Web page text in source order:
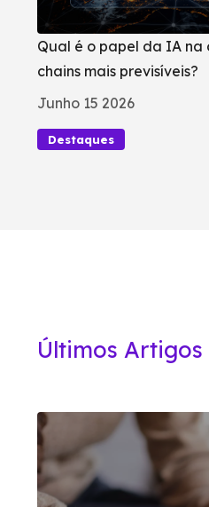
Qual é o papel da IA na
chains mais previsíveis?
Junho 15 2026
Destaques
Últimos Artigos